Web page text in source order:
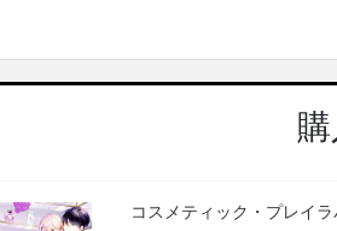
コスメティック・プレイラ